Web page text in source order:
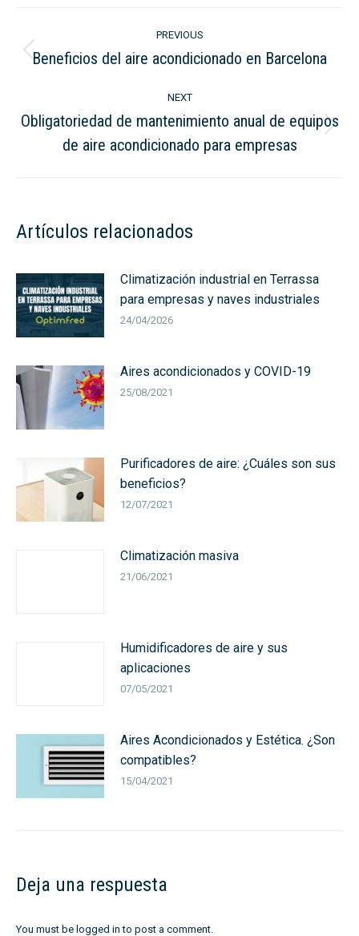
navigation
PREVIOUS
Previous
Beneficios del aire acondicionado en Barcelona
NEXT
post:
Obligatoriedad de mantenimiento anual de equipos
de aire acondicionado para empresas
Artículos relacionados
Climatización industrial en Terrassa
para empresas y naves industriales
24/04/2026
Aires acondicionados y COVID-19
25/08/2021
Purificadores de aire: ¿Cuáles son sus
beneficios?
12/07/2021
Climatización masiva
21/06/2021
Humidificadores de aire y sus
aplicaciones
07/05/2021
Aires Acondicionados y Estética. ¿Son
compatibles?
15/04/2021
Deja una respuesta
You must be logged in to post a comment.